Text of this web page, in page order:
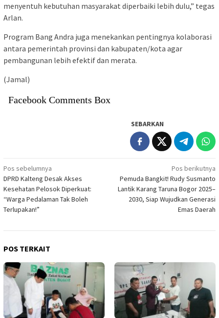
menyentuh kebutuhan masyarakat diperbaiki lebih dulu,” tegas
Arlan.
Program Bang Andra juga menekankan pentingnya kolaborasi
antara pemerintah provinsi dan kabupaten/kota agar
pembangunan lebih efektif dan merata.
(Jamal)
Facebook Comments Box
SEBARKAN
Navigasi
pos
Pos sebelumnya
DPRD Kalteng Desak Akses
Kesehatan Pelosok Diperkuat:
“Warga Pedalaman Tak Boleh
Terlupakan!”
Pos berikutnya
Pemuda Bangkit! Rudy Susmanto
Lantik Karang Taruna Bogor 2025–
2030, Siap Wujudkan Generasi
Emas Daerah
POS TERKAIT